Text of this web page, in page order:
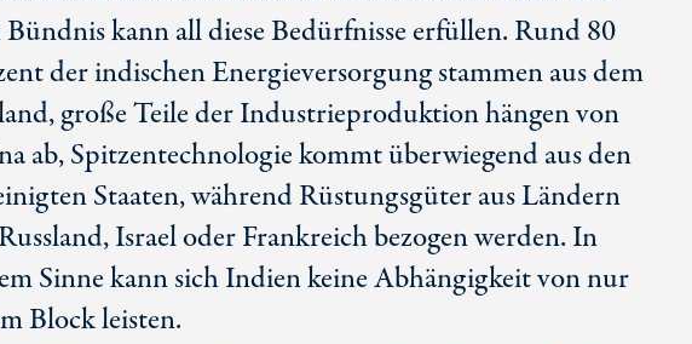
kann all diese Bedürfnisse erfüllen. Rund 80
der indischen Energieversorgung stammen aus dem
große Teile der Industrieproduktion hängen von
ab, Spitzentechnologie kommt überwiegend aus den
Staaten, während Rüstungsgüter aus Ländern
Israel oder Frankreich bezogen werden. In
Sinne kann sich Indien keine Abhängigkeit von nur
Block leisten.